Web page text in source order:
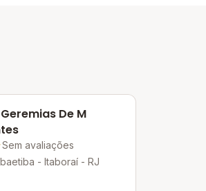
Geremias De M
Sem avaliações
- Itaboraí - RJ